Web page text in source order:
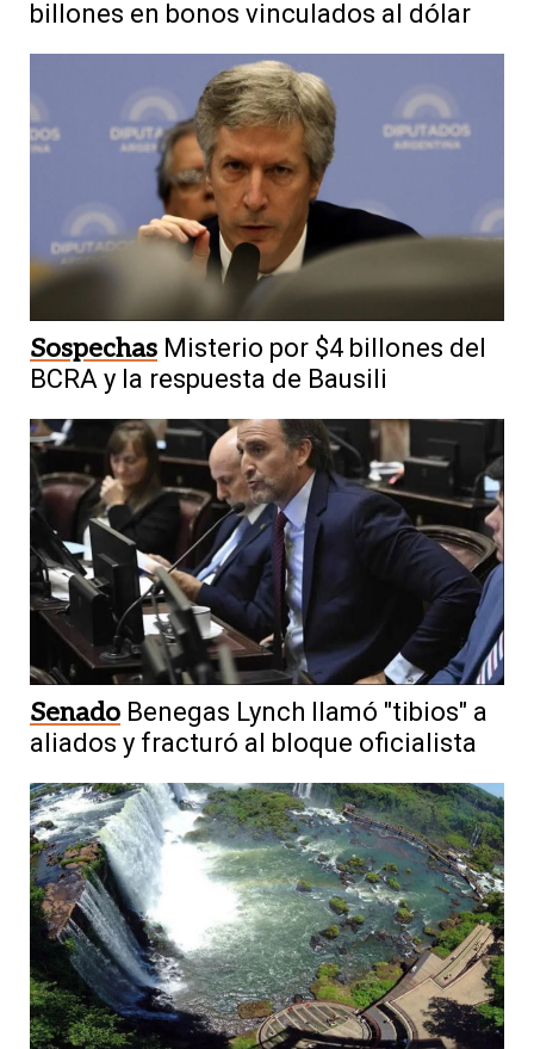
billones en bonos vinculados al dólar
Sospechas Misterio por $4 billones del
BCRA y la respuesta de Bausili
Senado Benegas Lynch llamó "tibios" a
aliados y fracturó al bloque oficialista